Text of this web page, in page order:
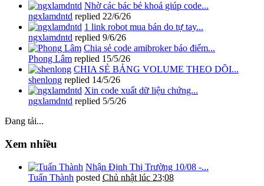
Nhờ các bác bẻ khoá giúp code...
ngxlamdntd replied 22/6/26
1 link robot mua bán do tự tay...
ngxlamdntd replied 9/6/26
Chia sẻ code amibroker báo điểm...
Phong Lâm replied 15/5/26
CHIA SẺ BẢNG VOLUME THEO DÕI...
shenlong replied 14/5/26
Xin code xuất dữ liệu chứng...
ngxlamdntd replied 5/5/26
Đang tải...
Xem nhiều
Nhận Định Thị Trường 10/08 -...
Tuấn Thành posted Chủ nhật lúc 23:08